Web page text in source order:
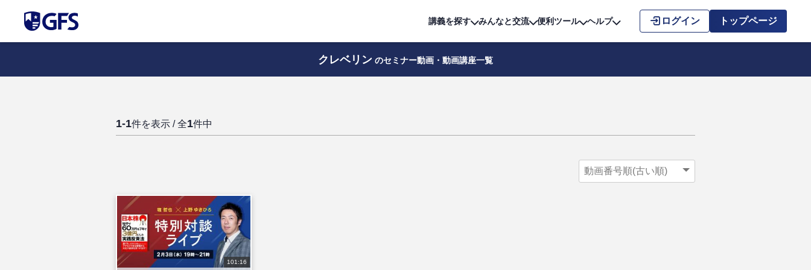
講義を探す みんなと交流 便利ツール ヘルプ ログイン トップページ
クレベリン のセミナー動画・動画講座一覧
1-1件を表示 / 全1件中
101:16